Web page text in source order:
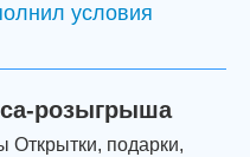
условия
розыгрыша
подарки,